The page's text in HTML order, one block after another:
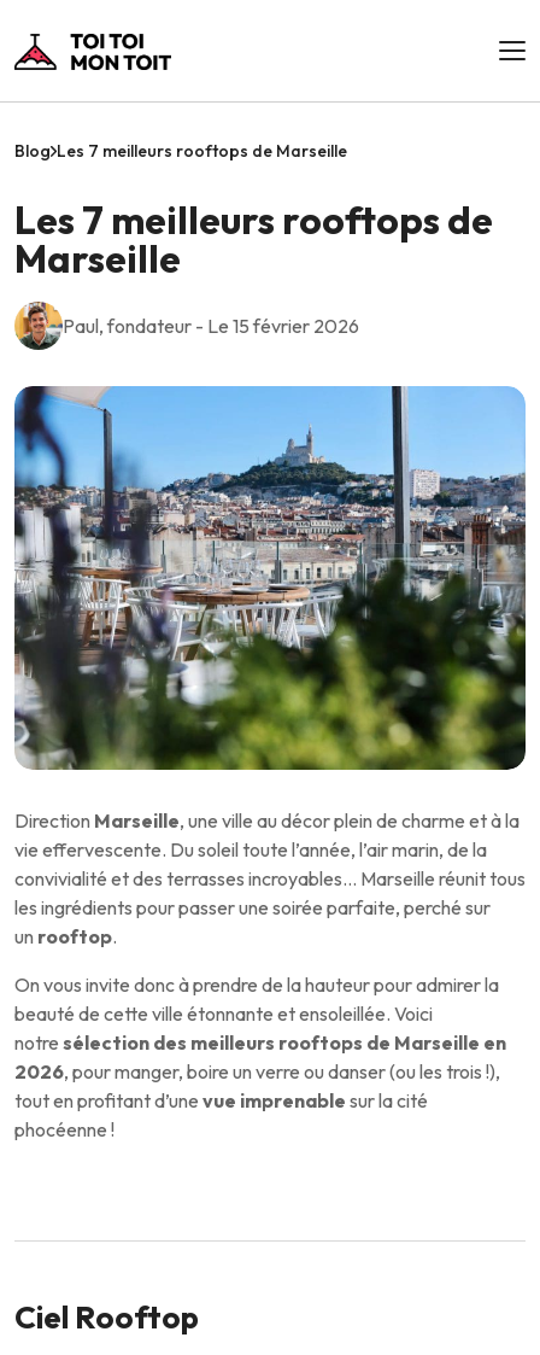
Blog Les 7 meilleurs rooftops de Marseille
Direction Marseille, une ville au décor plein de charme et à la
vie effervescente. Du soleil toute l’année, l’air marin, de la
convivialité et des terrasses incroyables… Marseille réunit tous
les ingrédients pour passer une soirée parfaite, perché sur
un rooftop.
On vous invite donc à prendre de la hauteur pour admirer la
beauté de cette ville étonnante et ensoleillée. Voici
notre sélection des meilleurs rooftops de Marseille en
2026, pour manger, boire un verre ou danser (ou les trois !),
tout en profitant d’une vue imprenable sur la cité
phocéenne !
Les 7 meilleurs rooftops de
Marseille
Paul, fondateur - Le 15 février 2026
Ciel Rooftop